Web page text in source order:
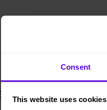
Consent
This website uses cookies